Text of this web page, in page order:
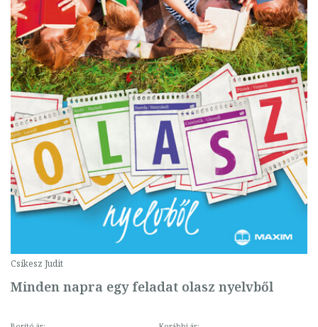
Csikesz Judit
Minden napra egy feladat olasz nyelvből